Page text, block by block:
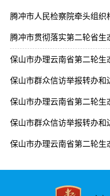
腾冲市人民检察院牵头组
腾冲市贯彻落实第二轮省
保山市办理云南省第二轮
保山市群众信访举报转办和
保山市办理云南省第二轮
保山市群众信访举报转办和
保山市办理云南省第二轮